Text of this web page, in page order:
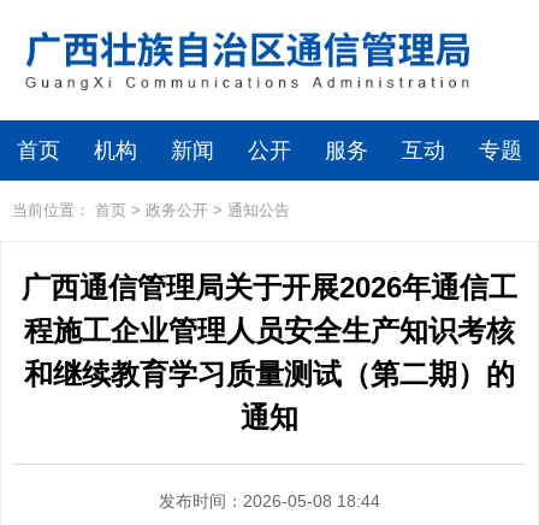
首页 机构 新闻 公开 服务 互动 专题
当前位置： 首页 > 政务公开 > 通知公告
广西通信管理局关于开展2026年通信工
程施工企业管理人员安全生产知识考核
和继续教育学习质量测试（第二期）的
通知
发布时间：2026-05-08 18:44